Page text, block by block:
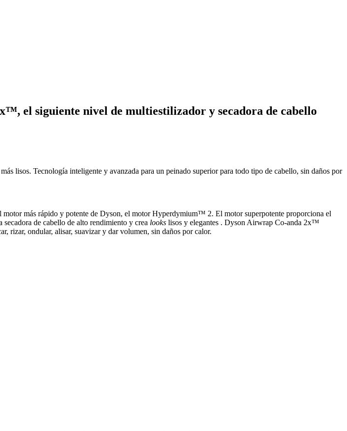
el siguiente nivel de multiestilizador y secadora de cabello
lisos. Tecnología inteligente y avanzada para un peinado superior para todo tipo de cabello, sin daños por
más rápido y potente de Dyson, el motor Hyperdymium™ 2. El motor superpotente proporciona el
de cabello de alto rendimiento y crea looks lisos y elegantes . Dyson Airwrap Co-anda 2x™
rizar, ondular, alisar, suavizar y dar volumen, sin daños por calor.